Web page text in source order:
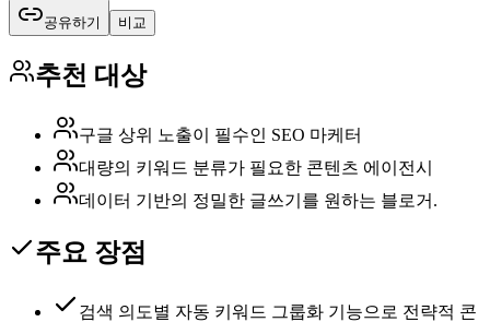
공유하기 비교
추천 대상
구글 상위 노출이 필수인 SEO 마케터
대량의 키워드 분류가 필요한 콘텐츠 에이전시
데이터 기반의 정밀한 글쓰기를 원하는 블로거.
주요 장점
검색 의도별 자동 키워드 그룹화 기능으로 전략적 콘